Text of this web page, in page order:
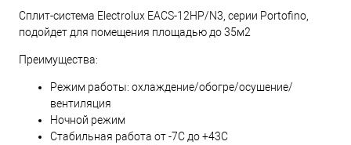
Сплит-система Electrolux EACS-12HP/N3, серии Portofino,
подойдет для помещения площадью до 35м2
Преимущества:
Режим работы: охлаждение/обогре/осушение/
вентиляция
Ночной режим
Стабильная работа от -7С до +43С